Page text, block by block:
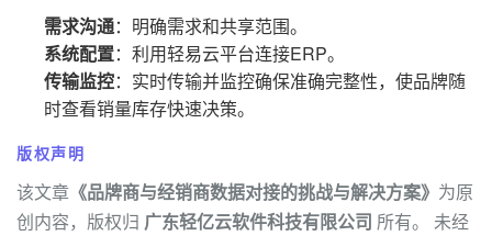
需求沟通：明确需求和共享范围。
系统配置：利用轻易云平台连接ERP。
传输监控：实时传输并监控确保准确完整性，使品牌随
时查看销量库存快速决策。
版权声明
该文章 《品牌商与经销商数据对接的挑战与解决方案》 为原
创内容，版权归 广东轻亿云软件科技有限公司 所有。 未经